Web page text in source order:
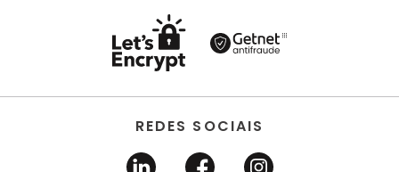
REDES SOCIAIS